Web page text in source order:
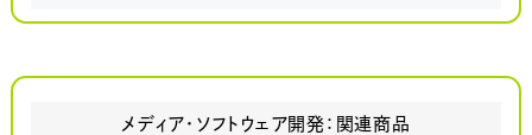
メディア・ソフトウェア開発：関連商品